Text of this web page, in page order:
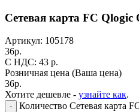
Сетевая карта FC Qlogic
Артикул: 105178
36р.
C НДС: 43 р.
Розничная цена (Ваша цена)
36р.
Хотите дешевле - узнайте как.
- Количество Сетевая карта